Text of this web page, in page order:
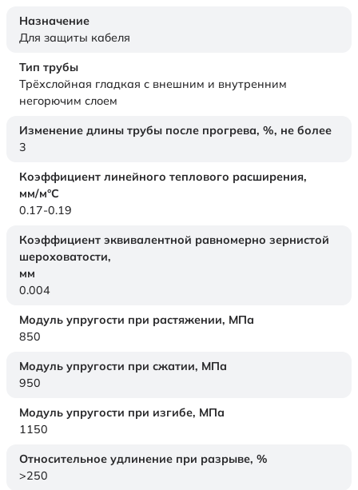
Назначение
Для защиты кабеля
Тип трубы
Трёхслойная гладкая с внешним и внутренним
негорючим слоем
Изменение длины трубы после прогрева, %, не более
3
Коэффициент линейного теплового расширения,
мм/м°С
0.17-0.19
Коэффициент эквивалентной равномерно зернистой
шероховатости,
мм
0.004
Модуль упругости при растяжении, МПа
850
Модуль упругости при сжатии, МПа
950
Модуль упругости при изгибе, МПа
1150
Относительное удлинение при разрыве, %
>250